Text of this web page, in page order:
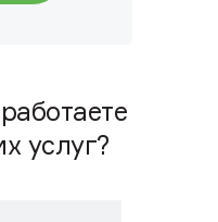
услуг?